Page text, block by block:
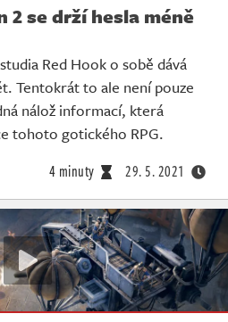
2 se drží hesla méně
Red Hook o sobě dává
Tentokrát to ale není pouze
nálož informací, která
tohoto gotického RPG.
4 minuty 29. 5. 2021